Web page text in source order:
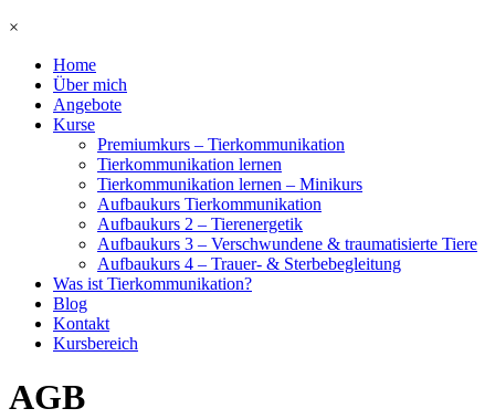
×
Home
Über mich
Angebote
Kurse
Premiumkurs – Tierkommunikation
Tierkommunikation lernen
Tierkommunikation lernen – Minikurs
Aufbaukurs Tierkommunikation
Aufbaukurs 2 – Tierenergetik
Aufbaukurs 3 – Verschwundene & traumatisierte Tiere
Aufbaukurs 4 – Trauer- & Sterbebegleitung
Was ist Tierkommunikation?
Blog
Kontakt
Kursbereich
AGB